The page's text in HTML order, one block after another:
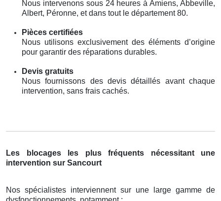
Nous intervenons sous 24 heures à Amiens, Abbeville,
Albert, Péronne, et dans tout le département 80.
Pièces certifiées
Nous utilisons exclusivement des éléments d’origine
pour garantir des réparations durables.
Devis gratuits
Nous fournissons des devis détaillés avant chaque
intervention, sans frais cachés.
Les blocages les plus fréquents nécessitant une
intervention sur Sancourt
Nos spécialistes interviennent sur une large gamme de